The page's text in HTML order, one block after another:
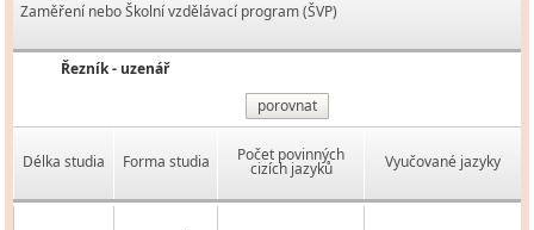
Zaměření nebo Školní vzdělávací program (ŠVP)
Řezník - uzenář
porovnat
Délka studia Forma studia Počet povinných
cizích jazyků Vyučované jazyky